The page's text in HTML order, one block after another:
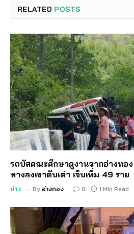
RELATED POSTS
รถบัสคณะศึกษาดูงานจากอ่างทอง
ทางลงเขาตับเต่า เจ็บเพิ่ม 49 ราย
ข่าว By อ่างทอง 0 1 Min Read